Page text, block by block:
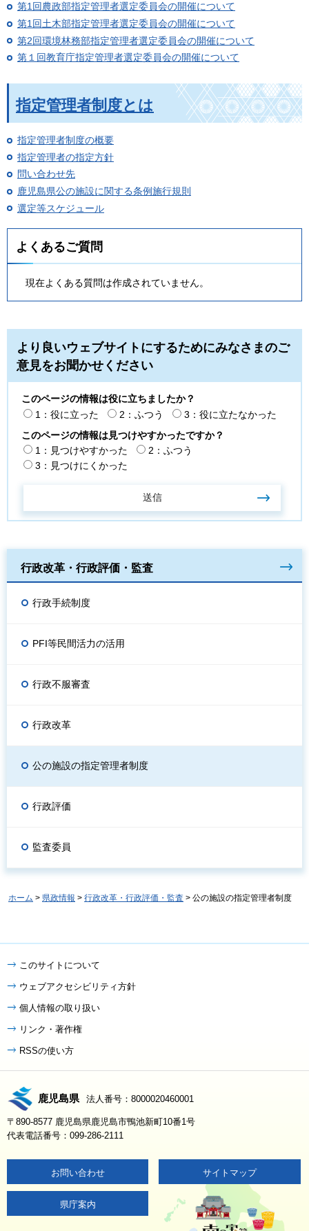
第1回農政部指定管理者選定委員会の開催について
第1回土木部指定管理者選定委員会の開催について
第2回環境林務部指定管理者選定委員会の開催について
第１回教育庁指定管理者選定委員会の開催について
指定管理者制度とは
指定管理者制度の概要
指定管理者の指定方針
問い合わせ先
鹿児島県公の施設に関する条例施行規則
選定等スケジュール
よくあるご質問
現在よくある質問は作成されていません。
より良いウェブサイトにするためにみなさまのご
意見をお聞かせください
このページの情報は役に立ちましたか？
1：役に立った
2：ふつう
3：役に立たなかった
このページの情報は見つけやすかったですか？
1：見つけやすかった
2：ふつう
3：見つけにくかった
行政改革・行政評価・監査
行政手続制度
PFI等民間活力の活用
行政不服審査
行政改革
公の施設の指定管理者制度
行政評価
監査委員
ホーム > 県政情報 > 行政改革・行政評価・監査 > 公の施設の指定管理者制度
このサイトについて
ウェブアクセシビリティ方針
個人情報の取り扱い
リンク・著作権
RSSの使い方
鹿児島県 法人番号：8000020460001
〒890-8577 鹿児島県鹿児島市鴨池新町10番1号
代表電話番号：099-286-2111
お問い合わせ サイトマップ
県庁案内